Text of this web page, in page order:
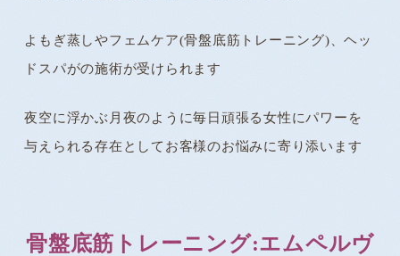
よもぎ蒸しやフェムケア(骨盤底筋トレーニング)、ヘッ
ドスパがの施術が受けられます
夜空に浮かぶ月夜のように毎日頑張る女性にパワーを
与えられる存在としてお客様のお悩みに寄り添います
骨盤底筋トレーニング:エムペルヴ